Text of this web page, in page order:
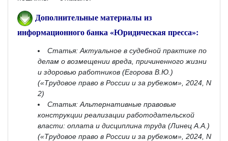
Дополнительные материалы из
информационного банка «Юридическая пресса»:
Статья: Актуальное в судебной практике по
делам о возмещении вреда, причиненного жизни
и здоровью работников (Егорова В.Ю.)
(«Трудовое право в России и за рубежом», 2024, N
2)
Статья: Альтернативные правовые
конструкции реализации работодательской
власти: оплата и дисциплина труда (Линец А.А.)
(«Трудовое право в России и за рубежом», 2024, N